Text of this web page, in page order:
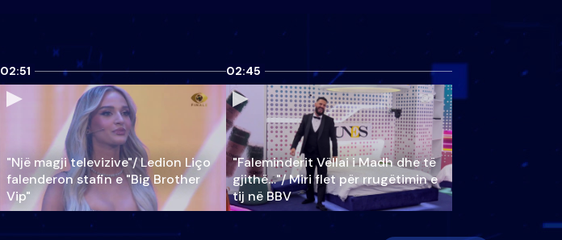
02:51
"Një magji televizive"/ Ledion Liço
falenderon stafin e "Big Brother
Vip"
02:45
"Faleminderit Vëllai i Madh dhe të
gjithë…"/ Miri flet për rrugëtimin e
tij në BBV